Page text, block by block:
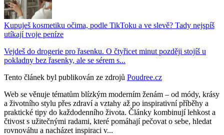
Kupuješ kosmetiku očima, podle TikToku a ve slevě? Tady nejspíš
utíkají tvoje peníze
Vejdeš do drogerie pro řasenku. O čtyřicet minut později stojíš u
pokladny bez řasenky, ale se sérem s...
Tento článek byl publikován ze zdrojů Poudree.cz
Web se věnuje tématům blízkým moderním ženám – od módy, krásy
a životního stylu přes zdraví a vztahy až po inspirativní příběhy a
praktické tipy do každodenního života. Články kombinují lehkost a
čtivost s užitečnými radami, které pomáhají pečovat o sebe, hledat
rovnováhu a nacházet inspiraci v...